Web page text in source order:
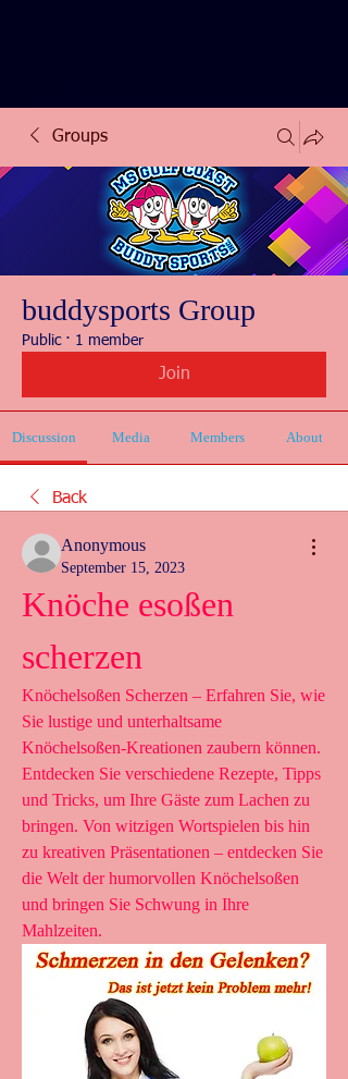
Groups
buddysports Group
Public · 1 member
Join
Discussion Media Members About
Back
Anonymous
September 15, 2023
Knöche esoßen
scherzen
Knöchelsoßen Scherzen – Erfahren Sie, wie
Sie lustige und unterhaltsame
Knöchelsoßen-Kreationen zaubern können.
Entdecken Sie verschiedene Rezepte, Tipps
und Tricks, um Ihre Gäste zum Lachen zu
bringen. Von witzigen Wortspielen bis hin
zu kreativen Präsentationen – entdecken Sie
die Welt der humorvollen Knöchelsoßen
und bringen Sie Schwung in Ihre
Mahlzeiten.